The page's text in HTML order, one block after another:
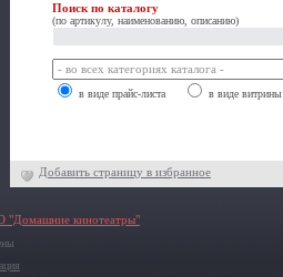
Поиск по каталогу
(по артикулу, наименованию, описанию)
в виде прайс-листа в виде витрины
Добавить страницу в избранное
"Домашние кинотеатры"